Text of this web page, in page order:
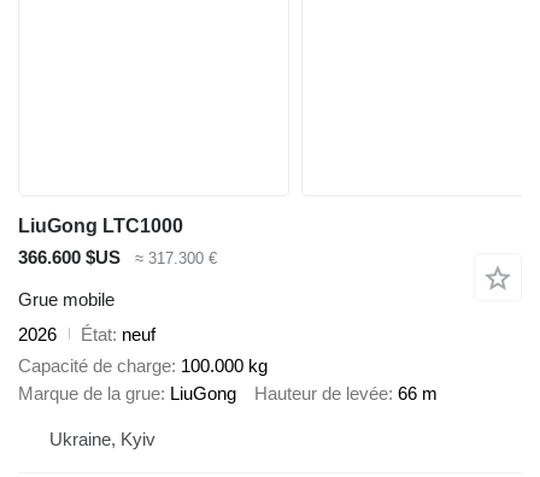
LiuGong LTC1000
366.600 $US
≈ 317.300 €
Grue mobile
2026
État neuf
Capacité de charge 100.000 kg
Marque de la grue LiuGong Hauteur de levée 66 m
Ukraine, Kyiv